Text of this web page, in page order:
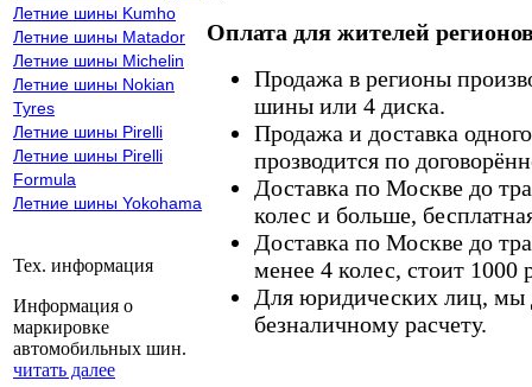
Летние шины Kumho
Летние шины Matador
Летние шины Michelin
Летние шины Nokian
Tyres
Летние шины Pirelli
Летние шины Pirelli
Formula
Летние шины Yokohama
Тех. информация
Информация о
маркировке
автомобильных шин.
читать далее
Оплата для жителей
Продажа в регионы
шины или 4 диска.
Продажа и доставка
прозводится по
Доставка по Москве до
колес и больше,
Доставка по Москве до
менее 4 колес, стоит 1000
Для юридических лиц, мы
безналичному расчету.